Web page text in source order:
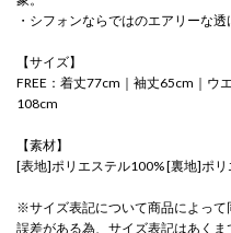
・シフォンならではのエアリーな透
【サイズ】
FREE：着丈77cm｜袖丈65cm｜ウ
108cm
【素材】
[表地]ポリエステル100% [裏地]ポ
※サイズ表記について商品によって
誤差がある為、サイズ表記はあくま